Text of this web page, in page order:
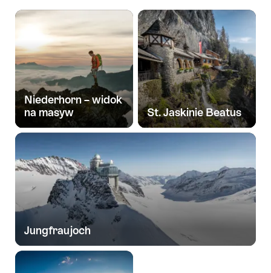
Niederhorn – widok
na masyw
St. Jaskinie Beatus
Jungfraujoch